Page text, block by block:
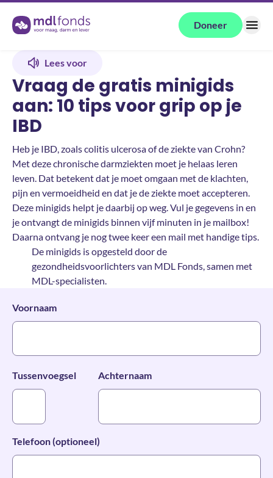
Terug naar de homepage Doneer
Lees voor
Vraag de gratis minigids
aan: 10 tips voor grip op je
IBD
Heb je IBD, zoals colitis ulcerosa of de ziekte van Crohn?
Met deze chronische darmziekten moet je helaas leren
leven. Dat betekent dat je moet omgaan met de klachten,
pijn en vermoeidheid en dat je de ziekte moet accepteren.
Deze minigids helpt je daarbij op weg. Vul je gegevens in en
je ontvangt de minigids binnen vijf minuten in je mailbox!
Daarna ontvang je nog twee keer een mail met handige tips.
De minigids is opgesteld door de
gezondheidsvoorlichters van MDL Fonds, samen met
MDL-specialisten.
Voornaam
Tussenvoegsel Achternaam
Telefoon (optioneel)